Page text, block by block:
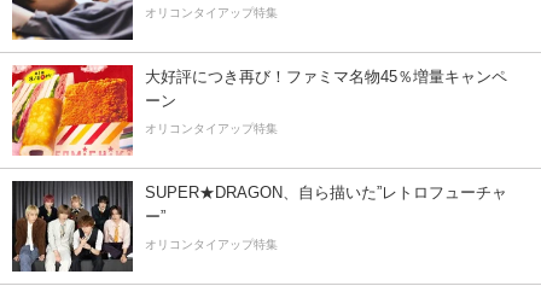
オリコンタイアップ特集
大好評につき再び！ファミマ名物45％増量キャンペ
ーン
オリコンタイアップ特集
SUPER★DRAGON、自ら描いた”レトロフューチャ
ー”
オリコンタイアップ特集